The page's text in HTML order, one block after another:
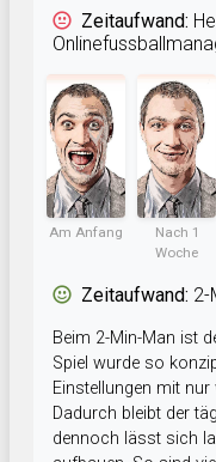
Zeitaufwand:
Am Anfang
Nach 1
Woche
Zeitaufwand: 2-
Beim 2-Min-Man ist
Spiel wurde so
Einstellungen mit
Dadurch bleibt der
dennoch lässt sich